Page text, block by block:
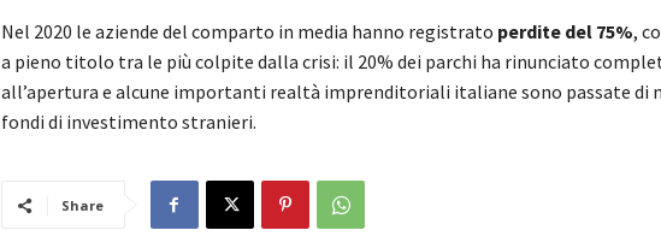
Nel 2020 le aziende del comparto in media hanno registrato perdite del 75%,
a pieno titolo tra le più colpite dalla crisi: il 20% dei parchi ha rinunciato
all’apertura e alcune importanti realtà imprenditoriali italiane sono passate di
fondi di investimento stranieri.
Share